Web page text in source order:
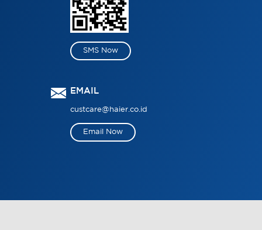
SMS Now
EMAIL
custcare@haier.co.id
Email Now